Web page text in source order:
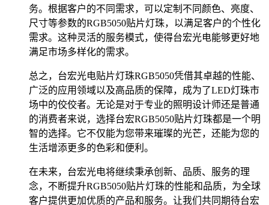
务。根据客户的不同需求，可以定制不同颜色、亮度、
尺寸等参数的RGB5050贴片灯珠，以满足客户的个性化
需求。这种灵活的服务模式，使得台宏光电能够更好地
满足市场多样化的需求。
总之，台宏光电贴片灯珠RGB5050凭借其卓越的性能、
广泛的应用领域以及高品质的保障，成为了LED灯珠市
场中的佼佼者。无论是对于专业的照明设计师还是普通
的消费者来说，选择台宏RGB5050贴片灯珠都是一个明
智的选择。它不仅能为您带来璀璨的光芒，还能为您的
生活增添更多的色彩和便利。
在未来，台宏光电将继续秉承创新、品质、服务的理
念，不断提升RGB5050贴片灯珠的性能和品质，为全球
客户提供更加优质的产品和服务。让我们共同期待台宏